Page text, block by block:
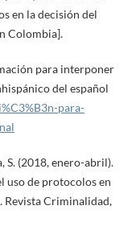
en la decisión del
Colombia].
para interponer
del español
para-
S. (2018, enero-abril).
uso de protocolos en
Revista Criminalidad,